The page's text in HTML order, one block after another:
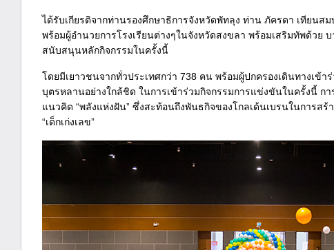
ได้รับเกียรติจากท่านรองศึกษาธิการจังหวัดพัทลุง ท่าน ภัครดา เทียนส
พร้อมผู้อำนวยการโรงเรียนต่างๆในจังหวัดสงขลา พร้อมเสริมทัพด้วย
สนับสนุนหลักกิจกรรมในครั้งนี้
โดยมีเยาวชนจากทั่วประเทศกว่า 738 คน พร้อมผู้ปกครองเดินทางเข้า
บุตรหลานอย่างใกล้ชิด ในการเข้าร่วมกิจกรรมการแข่งขันในครั้งนี้ ก
แนวคิด “พลังแห่งฝัน” ซึ่งสะท้อนถึงพันธกิจของโกลเด้นเบรนในการสร้
“เด็กเก่งเลข”